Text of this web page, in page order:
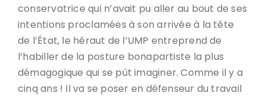
conservatrice qui n’avait pu aller au bout de ses
intentions proclamées à son arrivée à la tête
de l’État, le héraut de l’UMP entreprend de
l’habiller de la posture bonapartiste la plus
démagogique qui se pût imaginer. Comme il y a
cinq ans ! Il va se poser en défenseur du travail